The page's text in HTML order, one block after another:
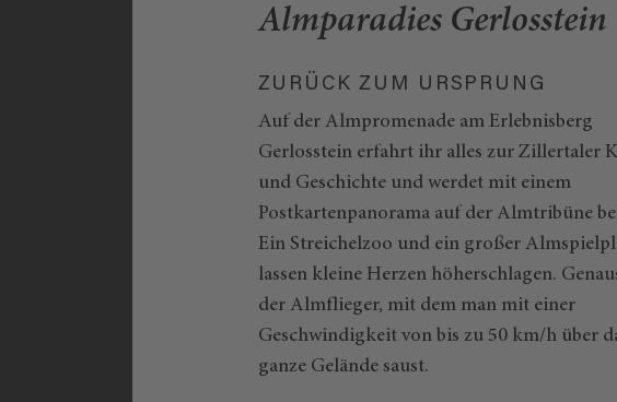
Almparadies Gerlosstein
ZURÜCK ZUM URSPRUNG
Auf der Almpromenade am Erlebnisberg
Gerlosstein erfahrt ihr alles zur Zillertaler
und Geschichte und werdet mit einem
Postkartenpanorama auf der Almtribüne
Ein Streichelzoo und ein großer
lassen kleine Herzen höherschlagen.
der Almflieger, mit dem man mit einer
Geschwindigkeit von bis zu 50 km/h über
ganze Gelände saust.